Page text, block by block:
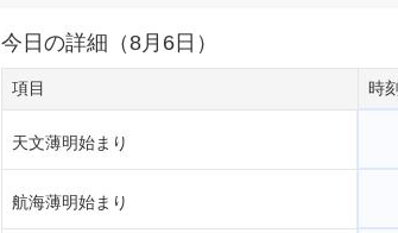
今日の詳細（8月6日）
項目 時刻
天文薄明始まり
航海薄明始まり